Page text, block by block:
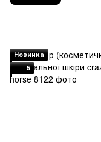
Новинка
5